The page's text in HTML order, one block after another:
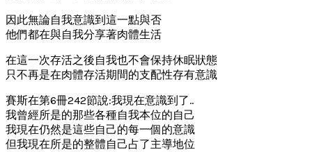
因此無論自我意識到這一點與否
他們都在與自我分享著肉體生活
在這一次存活之後自我也不會保持休眠狀態
只不再是在肉體存活期間的支配性存有意識
賽斯在第6冊242節說:我現在意識到了..
我曾經所是的那些各種自我本位的自己
我現在仍然是這些自己的每一個的意識
但我現在所是的整體自己占了主導地位